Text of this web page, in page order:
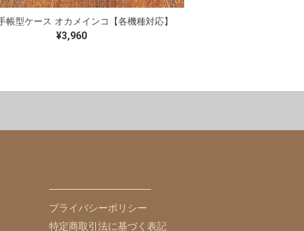
帳型ケース オカメインコ【各機種対応】
¥3,960
チャリティー ギフトセット
ユウギリインコ マメルリハ
プライバシーポリシー
特定商取引法に基づく表記